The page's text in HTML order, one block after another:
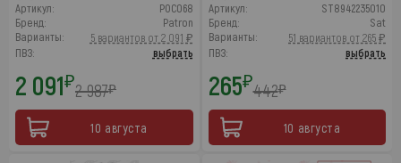
Артикул:
POC068
Бренд:
Patron
Варианты:
5 вариантов от 2 091 ₽
ПВЗ:
выбрать
2 091₽2 987₽
10 августа
Артикул:
ST8942235010
Бренд:
Sat
Варианты:
51 вариантов от 265 ₽
ПВЗ:
выбрать
265₽442₽
10 августа